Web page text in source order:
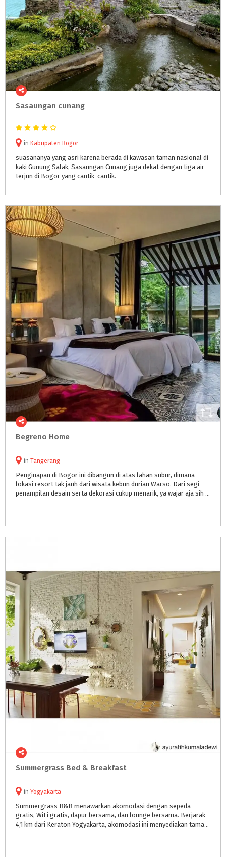
Sasaungan cunang
in Kabupaten Bogor
suasananya yang asri karena berada di kawasan taman nasional di
kaki Gunung Salak, Sasaungan Cunang juga dekat dengan tiga air
terjun di Bogor yang cantik-cantik.
Begreno Home
in Tangerang
Penginapan di Bogor ini dibangun di atas lahan subur, dimana
lokasi resort tak jauh dari wisata kebun durian Warso. Dari segi
penampilan desain serta dekorasi cukup menarik, ya wajar aja sih mengingat nantinya bisa jadi pilihan bagi wisatawan.
Summergrass Bed & Breakfast
in Yogyakarta
Summergrass B&B menawarkan akomodasi dengan sepeda
gratis, WiFi gratis, dapur bersama, dan lounge bersama. Berjarak
4,1 km dari Keraton Yogyakarta, akomodasi ini menyediakan taman dan parkir pribadi gratis.